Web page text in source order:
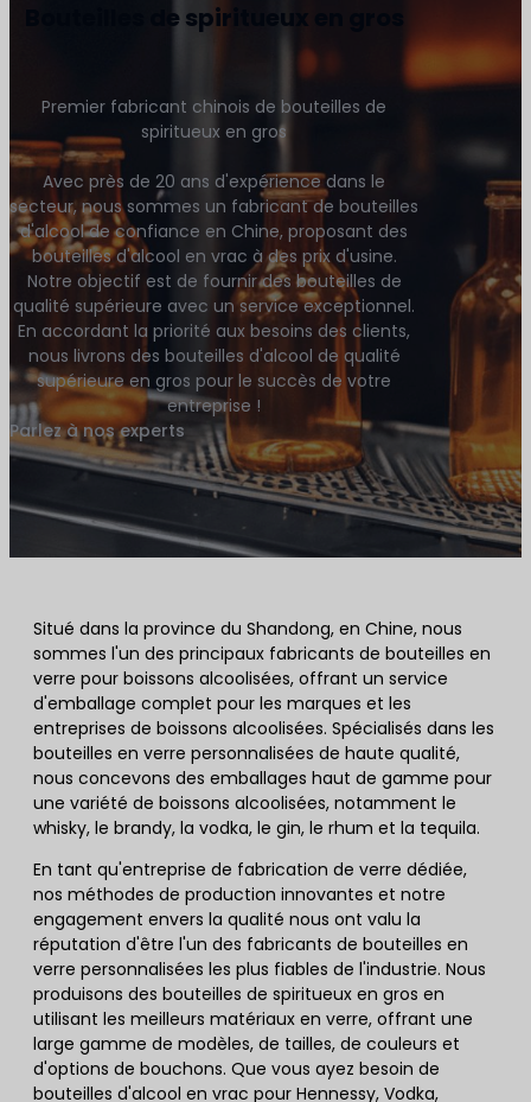
Bouteilles de spiritueux en gros
Premier fabricant chinois de bouteilles de
spiritueux en gros
Avec près de 20 ans d'expérience dans le
secteur, nous sommes un fabricant de bouteilles
d'alcool de confiance en Chine, proposant des
bouteilles d'alcool en vrac à des prix d'usine.
Notre objectif est de fournir des bouteilles de
qualité supérieure avec un service exceptionnel.
En accordant la priorité aux besoins des clients,
nous livrons des bouteilles d'alcool de qualité
supérieure en gros pour le succès de votre
entreprise !
Parlez à nos experts
Situé dans la province du Shandong, en Chine, nous
sommes l'un des principaux fabricants de bouteilles en
verre pour boissons alcoolisées, offrant un service
d'emballage complet pour les marques et les
entreprises de boissons alcoolisées. Spécialisés dans les
bouteilles en verre personnalisées de haute qualité,
nous concevons des emballages haut de gamme pour
une variété de boissons alcoolisées, notamment le
whisky, le brandy, la vodka, le gin, le rhum et la tequila.
En tant qu'entreprise de fabrication de verre dédiée,
nos méthodes de production innovantes et notre
engagement envers la qualité nous ont valu la
réputation d'être l'un des fabricants de bouteilles en
verre personnalisées les plus fiables de l'industrie. Nous
produisons des bouteilles de spiritueux en gros en
utilisant les meilleurs matériaux en verre, offrant une
large gamme de modèles, de tailles, de couleurs et
d'options de bouchons. Que vous ayez besoin de
bouteilles d'alcool en vrac pour Hennessy, Vodka,